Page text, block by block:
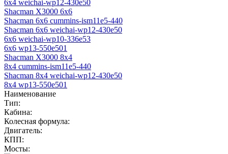
6x4 weichai-wp12-430e50
Shacman X3000 6x6
Shacman 6x6 cummins-ism11e5-440
Shacman 6x6 weichai-wp12-430e50
6x6 weichai-wp10-336e53
6x6 wp13-550e501
Shacman X3000 8x4
8x4 cummins-ism11e5-440
Shacman 8x4 weichai-wp12-430e50
8x4 wp13-550e501
Наименование
Тип:
Кабина:
Колесная формула:
Двигатель:
КПП:
Мосты: